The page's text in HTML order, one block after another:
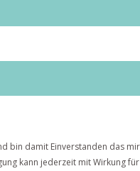
bin damit Einverstanden das mir
kann jederzeit mit Wirkung